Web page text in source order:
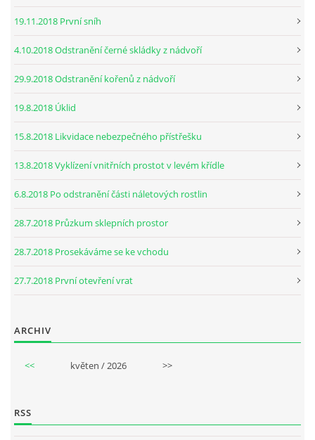
19.11.2018 První sníh
4.10.2018 Odstranění černé skládky z nádvoří
29.9.2018 Odstranění kořenů z nádvoří
19.8.2018 Úklid
15.8.2018 Likvidace nebezpečného přístřešku
13.8.2018 Vyklízení vnitřních prostot v levém křídle
6.8.2018 Po odstranění části náletových rostlin
28.7.2018 Průzkum sklepních prostor
28.7.2018 Prosekáváme se ke vchodu
27.7.2018 První otevření vrat
ARCHIV
<< květen / 2026 >>
RSS